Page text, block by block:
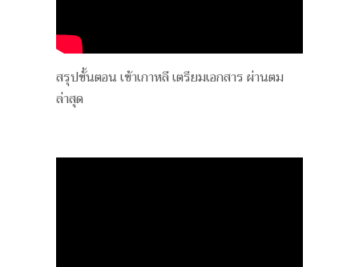
สรุปขั้นตอน เข้าเกาหลี เตรียมเอกสาร ผ่านตม
ล่าสุด